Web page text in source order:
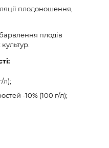
плодоношення,
плодів
л);
-10% (100 г/л);